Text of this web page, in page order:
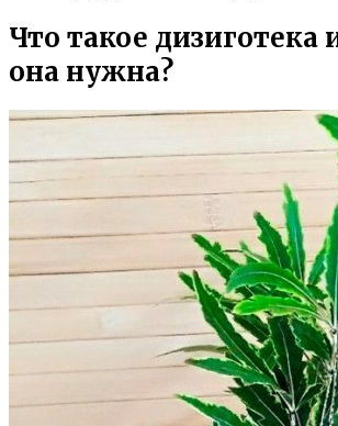
Что такое дизиготека
она нужна?